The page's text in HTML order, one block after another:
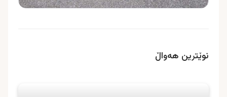
نوێترین هەواڵ